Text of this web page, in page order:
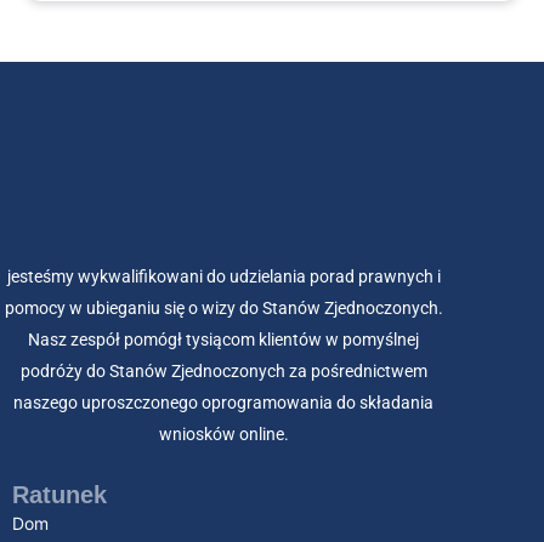
jesteśmy wykwalifikowani do udzielania porad prawnych i
pomocy w ubieganiu się o wizy do Stanów Zjednoczonych.
Nasz zespół pomógł tysiącom klientów w pomyślnej
podróży do Stanów Zjednoczonych za pośrednictwem
naszego uproszczonego oprogramowania do składania
wniosków online.
Ratunek
Dom